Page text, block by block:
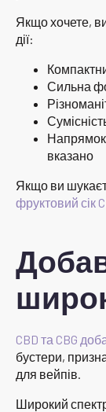
Якщо хочете,
дії:
Сильна
Напрямок
вказано
Якщо ви
фруктовий сік
CBD та CBG
бустери,
для вейпів.
Широкий